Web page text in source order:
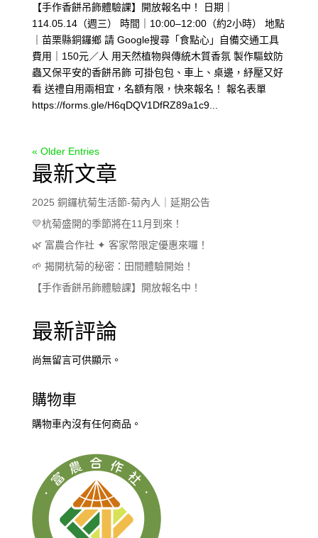
【手作香餅吊飾體驗課】開放報名中！ 日期｜
114.05.14（週三） 時間｜10:00–12:00（約2小時） 地點
｜苗栗縣銅鑼鄉 請 Google搜尋「食點心」自備交通工具
費用｜150元／人 用天然植物與傳統木質香氛 製作驅蚊防
蟲又保平安的香餅吊飾 可掛包包、車上、桌邊，紓壓又好
看 送禮自用兩相宜，名額有限，快來報名！ 報名表單
https://forms.gle/H6qDQV1DfRZ89a1c9...
« Older Entries
最新文章
2025 銅鑼杭菊生活節-菊內人｜延期公告
💛杭菊盛開的季節將在11月到來！
🌿 富農合作社 ✦ 客家幣限定優惠來囉！
🌱 揭開杭菊的秘密：田間體驗開始！
【手作香餅吊飾體驗課】開放報名中！
最新評論
尚無留言可供顯示。
購物車
購物車內沒有任何商品。